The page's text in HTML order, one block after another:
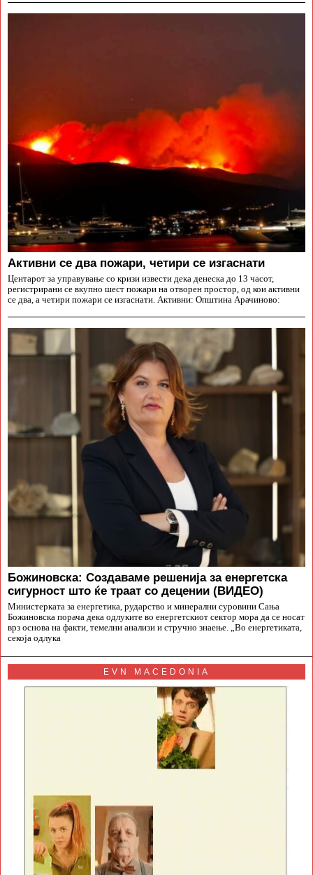
Aктивни се два пожари, четири се изгаснати
Центарот за управување со кризи извести дека денеска до 13 часот,
регистрирани се вкупно шест пожари на отворен простор, од кои активни
се два, а четири пожари се изгаснати. Активни: Општина Арачиново:
Божиновска: Создаваме решенија за енергетска
сигурност што ќе траат со децении (ВИДЕО)
Министерката за енергетика, рударство и минерални суровини Сања
Божиновска порача дека одлуките во енергетскиот сектор мора да се носат
врз основа на факти, темелни анализи и стручно знаење. „Во енергетиката,
секоја одлука
EVN MACEDONIA